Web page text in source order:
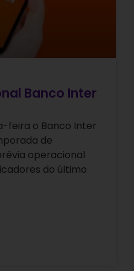
Banco Inter
feira o Banco Inter
de
operacional
do último